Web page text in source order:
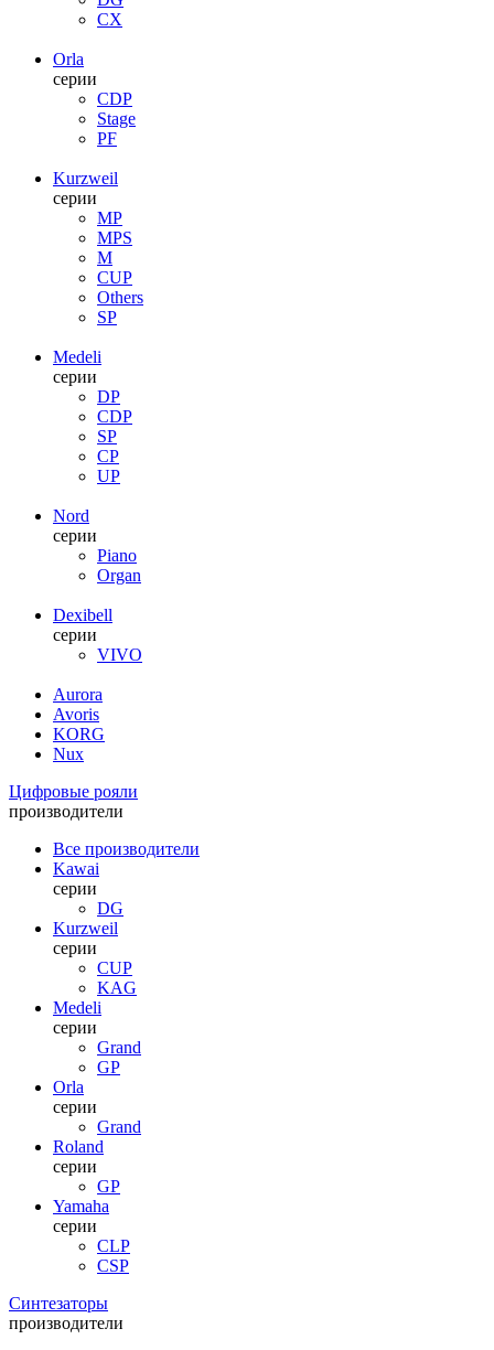
CX
Orla
серии
CDP
Stage
PF
Kurzweil
серии
MP
MPS
M
CUP
Others
SP
Medeli
серии
DP
CDP
SP
CP
UP
Nord
серии
Piano
Organ
Dexibell
серии
VIVO
Aurora
Avoris
KORG
Nux
Цифровые рояли
производители
Все производители
Kawai
серии
DG
Kurzweil
серии
CUP
KAG
Medeli
серии
Grand
GP
Orla
серии
Grand
Roland
серии
GP
Yamaha
серии
CLP
CSP
Синтезаторы
производители